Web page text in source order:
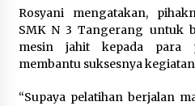
Registrasi
2026
8 Agustus
Rosyani mengatakan,
SMK N 3 Tangerang untuk
mesin jahit kepada para
membantu suksesnya
“Supaya pelatihan berjalan